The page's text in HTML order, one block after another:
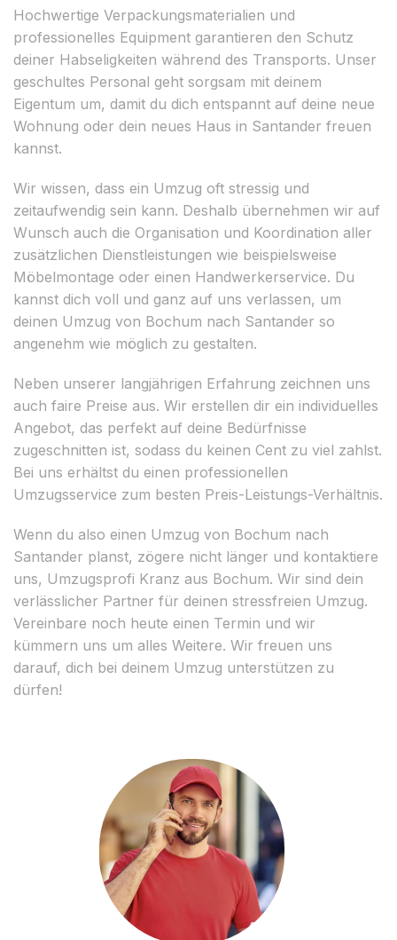
Hochwertige Verpackungsmaterialien und
professionelles Equipment garantieren den Schutz
deiner Habseligkeiten während des Transports. Unser
geschultes Personal geht sorgsam mit deinem
Eigentum um, damit du dich entspannt auf deine neue
Wohnung oder dein neues Haus in Santander freuen
kannst.
Wir wissen, dass ein Umzug oft stressig und
zeitaufwendig sein kann. Deshalb übernehmen wir auf
Wunsch auch die Organisation und Koordination aller
zusätzlichen Dienstleistungen wie beispielsweise
Möbelmontage oder einen Handwerkerservice. Du
kannst dich voll und ganz auf uns verlassen, um
deinen Umzug von Bochum nach Santander so
angenehm wie möglich zu gestalten.
Neben unserer langjährigen Erfahrung zeichnen uns
auch faire Preise aus. Wir erstellen dir ein individuelles
Angebot, das perfekt auf deine Bedürfnisse
zugeschnitten ist, sodass du keinen Cent zu viel zahlst.
Bei uns erhältst du einen professionellen
Umzugsservice zum besten Preis-Leistungs-Verhältnis.
Wenn du also einen Umzug von Bochum nach
Santander planst, zögere nicht länger und kontaktiere
uns, Umzugsprofi Kranz aus Bochum. Wir sind dein
verlässlicher Partner für deinen stressfreien Umzug.
Vereinbare noch heute einen Termin und wir
kümmern uns um alles Weitere. Wir freuen uns
darauf, dich bei deinem Umzug unterstützen zu
dürfen!